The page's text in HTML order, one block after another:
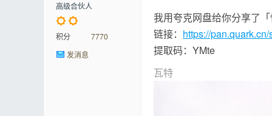
高级合伙人
积分
7770
发消息
我用夸克网盘给你分享了
链接： https://
提取码：YMte
瓦特